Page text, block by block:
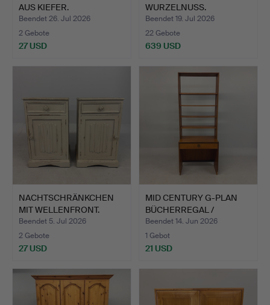
AUS KIEFER.
Beendet 26. Jul 2026
2 Gebote
27 USD
WURZELNUSS.
Beendet 19. Jul 2026
22 Gebote
639 USD
NACHTSCHRÄNKCHEN
MIT WELLENFRONT.
Beendet 5. Jul 2026
2 Gebote
27 USD
MID CENTURY G-PLAN
BÜCHERREGAL /
SCHREIBTI…
Beendet 14. Jun 2026
1 Gebot
21 USD